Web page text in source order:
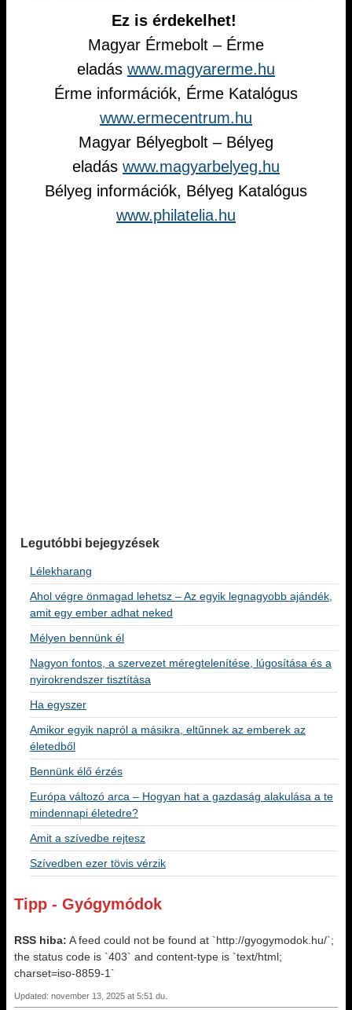
Ez is érdekelhet!
Magyar Érmebolt – Érme
eladás www.magyarerme.hu
Érme információk, Érme Katalógus
www.ermecentrum.hu
Magyar Bélyegbolt – Bélyeg
eladás www.magyarbelyeg.hu
Bélyeg információk, Bélyeg Katalógus
www.philatelia.hu
Legutóbbi bejegyzések
Lélekharang
Ahol végre önmagad lehetsz – Az egyik legnagyobb ajándék,
amit egy ember adhat neked
Mélyen bennünk él
Nagyon fontos, a szervezet méregtelenítése, lúgosítása és a
nyirokrendszer tisztítása
Ha egyszer
Amikor egyik napról a másikra, eltűnnek az emberek az
életedből
Bennünk élő érzés
Európa változó arca – Hogyan hat a gazdaság alakulása a te
mindennapi életedre?
Amit a szívedbe rejtesz
Szívedben ezer tövis vérzik
Tipp - Gyógymódok
RSS hiba: A feed could not be found at `http://gyogymodok.hu/`;
the status code is `403` and content-type is `text/html;
charset=iso-8859-1`
Updated: november 13, 2025 at 5:51 du.